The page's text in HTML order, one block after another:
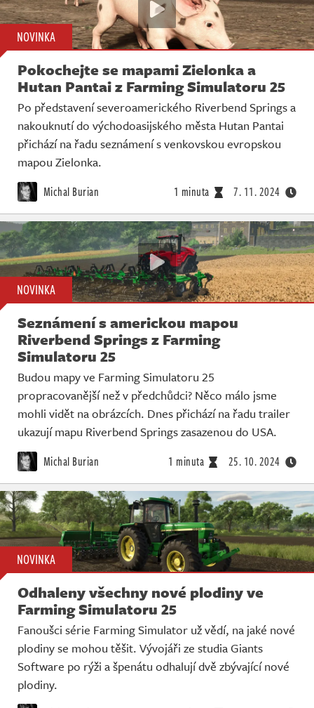
NOVINKA
Pokochejte se mapami Zielonka a
Hutan Pantai z Farming Simulatoru 25
Po představení severoamerického Riverbend Springs a
nakouknutí do východoasijského města Hutan Pantai
přichází na řadu seznámení s venkovskou evropskou
mapou Zielonka.
Michal Burian 1 minuta 7. 11. 2024
NOVINKA
Seznámení s americkou mapou
Riverbend Springs z Farming
Simulatoru 25
Budou mapy ve Farming Simulatoru 25
propracovanější než v předchůdci? Něco málo jsme
mohli vidět na obrázcích. Dnes přichází na řadu trailer
ukazují mapu Riverbend Springs zasazenou do USA.
Michal Burian 1 minuta 25. 10. 2024
NOVINKA
Odhaleny všechny nové plodiny ve
Farming Simulatoru 25
Fanoušci série Farming Simulator už vědí, na jaké nové
plodiny se mohou těšit. Vývojáři ze studia Giants
Software po rýži a špenátu odhalují dvě zbývající nové
plodiny.